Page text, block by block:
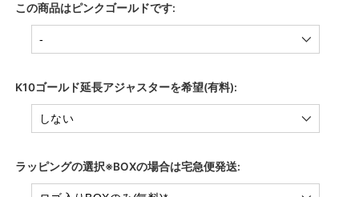
この商品はピンクゴールドです:
K10ゴールド延長アジャスターを希望(有料):
ラッピングの選択※BOXの場合は宅急便発送: